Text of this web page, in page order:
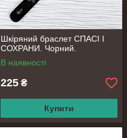
Шкіряний браслет СПАСІ І
СОХРАНИ. Чорний.
В наявності
225 ₴
Купити